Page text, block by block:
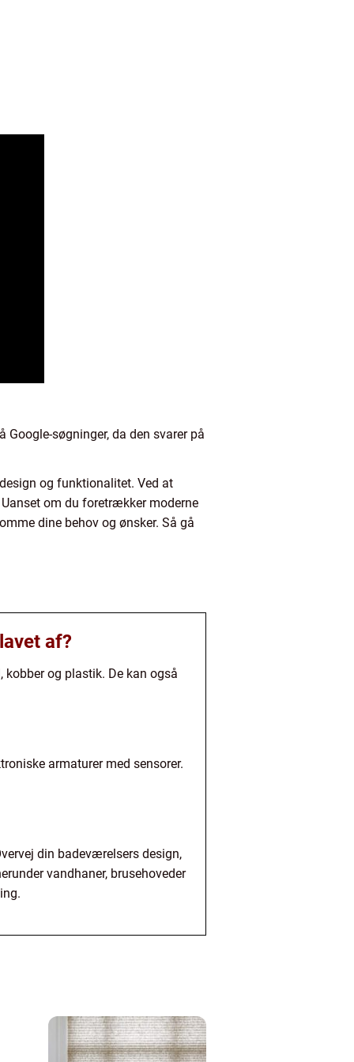
søgninger, da den svarer på
og funktionalitet. Ved at
om du foretrækker moderne
dine behov og ønsker. Så gå
af?
og plastik. De kan også
armaturer med sensorer.
din badeværelsers design,
vandhaner, brusehoveder